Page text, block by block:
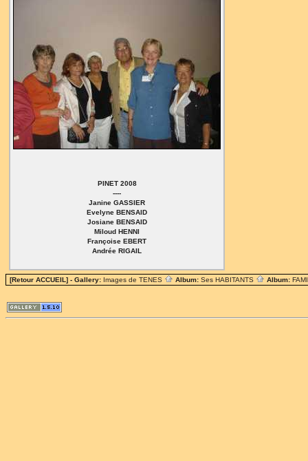
PINET 2008
----
Janine GASSIER
Evelyne BENSAID
Josiane BENSAID
Miloud HENNI
Françoise EBERT
Andrée RIGAIL
[Retour ACCUEIL] - Gallery: Images de TENES Album: Ses HABITANTS Album: